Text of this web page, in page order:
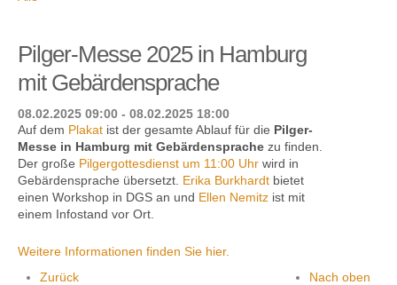
Pilger-Messe 2025 in Hamburg
mit Gebärdensprache
08.02.2025 09:00 - 08.02.2025 18:00
Auf dem Plakat ist der gesamte Ablauf für die Pilger-
Messe in Hamburg mit Gebärdensprache zu finden.
Der große Pilgergottesdienst um 11:00 Uhr wird in
Gebärdensprache übersetzt. Erika Burkhardt bietet
einen Work­shop in DGS an und Ellen Nemitz ist mit
einem Infostand vor Ort.
Weitere Informationen finden Sie hier.
Zurück
Nach oben